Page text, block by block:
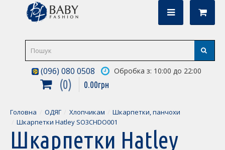
(096) 080 0508 Обробка з: 10:00 до 22:00
0 0.00грн
Головна ОДЯГ Хлопчикам
Шкарпетки, панчохи
Шкарпетки Hatley SO3CHDO001
Шкарпетки Hatley